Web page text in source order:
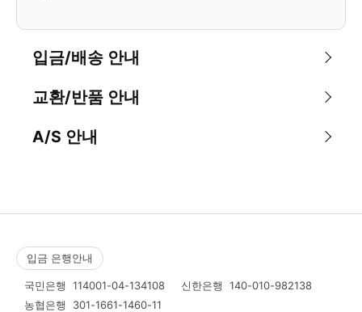
입금/배송 안내
교환/반품 안내
A/S 안내
입금 은행안내
국민은행 114001-04-134108 신한은행 140-010-982138
농협은행 301-1661-1460-11